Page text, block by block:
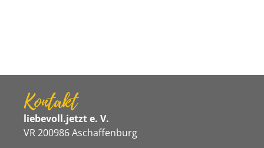
Kontakt
liebevoll.jetzt e. V.
VR 200986 Aschaffenburg